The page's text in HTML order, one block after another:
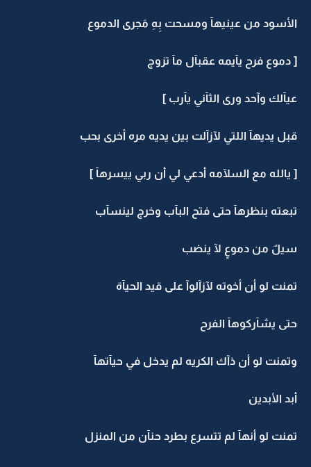
الأسود من عينيهآ ومسحت بِهِ مَجرى الدموع
[ دموع فرح يآيمه عقبآل مآ تزوج
عيآلك وآحد ورى الثآني يآرب ]
قبل يديهآ اللتي لآزآلت بين يديه مره أخرى بحب
[ يالله مع السلآمه أدعي لي أن ربي ييسرهآ ]
تبعته بنظرهآ حتى فتح البآب وخرج لينسآب
سيلٌ من دموعٍ لآ ينضب
تمنت لو أن أخوته لآزآلوآ على قيد الحيآة
حتى يشآركوهآ الفرح
وتمنت لو أن ذآك الكريه لم يدخل في حيآتهآ
أبد الأبدين
تمنت لو أنهآ لم تتسرع بطرد حنآن من المنزل